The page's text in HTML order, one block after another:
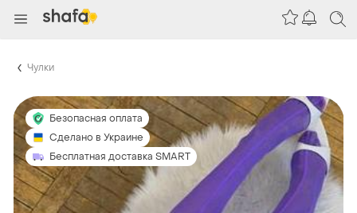
Чулки
Безопасная оплата
Сделано в Украине
Бесплатная доставка SMART